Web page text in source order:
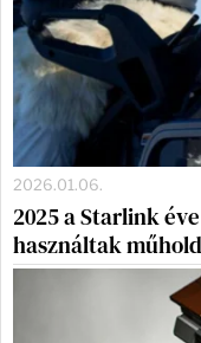
2026.01.06.
2025 a Starlink
használtak